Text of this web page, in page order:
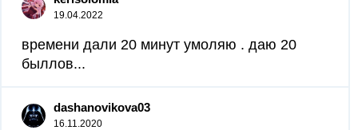
19.04.2022
времени дали 20 минут умоляю . даю 20
быллов​...
dashanovikova03
16.11.2020